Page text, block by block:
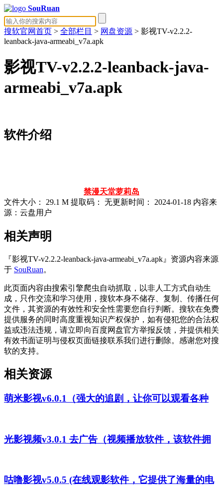
SouRuan
搜软官网首页 > 全部栏目 > 网盘资源 > 影视TV-v2.2.2-
leanback-java-armeabi_v7a.apk
影视TV-v2.2.2-leanback-java-
armeabi_v7a.apk
软件介绍
禁漫天堂萝莉岛
文件大小：
29.1 M 提取码： 无更新时间： 2024-01-18 内容来
源：云盘用户
相关声明
『影视TV-v2.2.2-leanback-java-armeabi_v7a.apk』资源内容来源
于 SouRuan。
此页面内容由搜索引擎爬虫自动抓取，以非人工方式自动生
成，只作交流和学习使用，搜软本身不储存、复制、传播任何
文件，其资源的有效性和安全性需要您自行判断。搜软在免费
提供服务的同时高度重视知识产权保护，如有侵犯您的合法权
益或违法违规，请立即向百度网盘官方举报反馈，并提供相关
有效书面证明与侵权页面链接联系我们进行删除。感谢您对搜
软的支持。
相关资源
萌米影视v6.0.1（强大的追剧，让你可以观看各种
光影视频v3.0.1 去广告（视频播放软件，该软件拥
咕噜影视v5.0.5 (在线观影软件，它提供了海量的电